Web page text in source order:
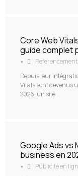
Core Web
guide complet
•
Depuis leur
Vitals sont devenus
2026, un site …
Google Ads vs
business en
•
Publicité en